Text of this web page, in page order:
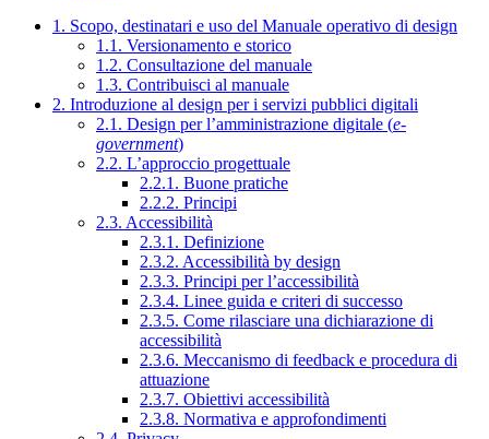
1. Scopo, destinatari e uso del Manuale operativo di design
1.1. Versionamento e storico
1.2. Consultazione del manuale
1.3. Contribuisci al manuale
2. Introduzione al design per i servizi pubblici digitali
2.1. Design per l’amministrazione digitale (e-
government)
2.2. L’approccio progettuale
2.2.1. Buone pratiche
2.2.2. Principi
2.3. Accessibilità
2.3.1. Definizione
2.3.2. Accessibilità by design
2.3.3. Principi per l’accessibilità
2.3.4. Linee guida e criteri di successo
2.3.5. Come rilasciare una dichiarazione di
accessibilità
2.3.6. Meccanismo di feedback e procedura di
attuazione
2.3.7. Obiettivi accessibilità
2.3.8. Normativa e approfondimenti